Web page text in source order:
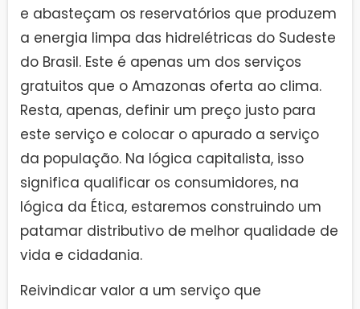
e abasteçam os reservatórios que produzem
a energia limpa das hidrelétricas do Sudeste
do Brasil. Este é apenas um dos serviços
gratuitos que o Amazonas oferta ao clima.
Resta, apenas, definir um preço justo para
este serviço e colocar o apurado a serviço
da população. Na lógica capitalista, isso
significa qualificar os consumidores, na
lógica da Ética, estaremos construindo um
patamar distributivo de melhor qualidade de
vida e cidadania.
Reivindicar valor a um serviço que